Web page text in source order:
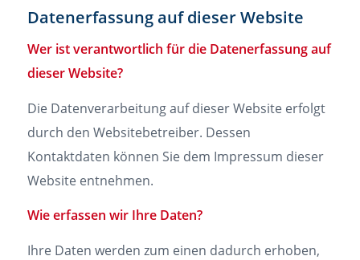
Datenerfassung auf dieser Website
Wer ist verantwortlich für die Datenerfassung auf
dieser Website?
Die Datenverarbeitung auf dieser Website erfolgt
durch den Websitebetreiber. Dessen
Kontaktdaten können Sie dem Impressum dieser
Website entnehmen.
Wie erfassen wir Ihre Daten?
Ihre Daten werden zum einen dadurch erhoben,